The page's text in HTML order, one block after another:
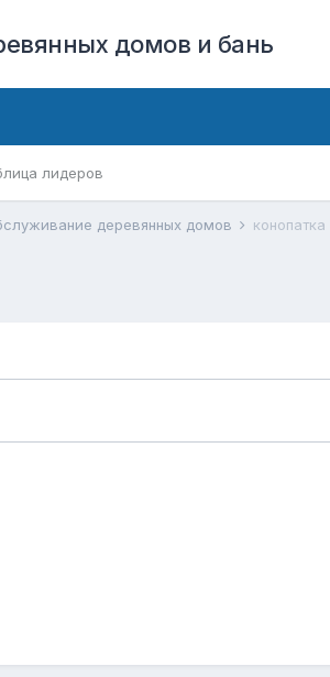
домов и бань
лидеров
деревянных домов конопатка